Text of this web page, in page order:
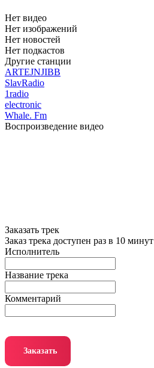
Нет видео
Нет изображений
Нет новостей
Нет подкастов
Другие станции
ARTEJNJIBB
SlavRadio
1radio
electronic
Whale. Fm
Воспроизведение видео
Заказать трек
Заказ трека доступен раз в 10 минут
Исполнитель
Название трека
Комментарий
Заказать